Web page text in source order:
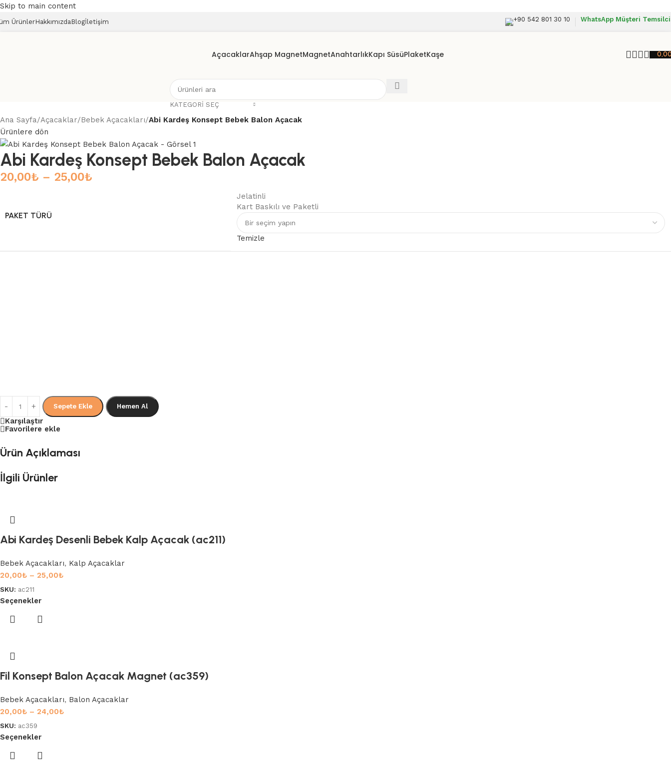
Skip to main content
ÜrünlerHakkımızdaBlogİletişim +90 542 801 30 10 WhatsApp Müşteri
AçacaklarAhşap MagnetMagnetAnahtarlıkKapı SüsüPlaketKaşe
KATEGORI SEÇ
Ana Sayfa/Açacaklar/Bebek Açacakları/Abi Kardeş Konsept Bebek Balon Açacak
Ürünlere dön
Abi Kardeş Konsept Bebek Balon Açacak
20,00₺ – 25,00₺
PAKET TÜRÜ
Jelatinli
Kart Baskılı ve Paketli
Temizle
Sepete Ekle Hemen Al
Karşılaştır
Favorilere ekle
Ürün Açıklaması
İlgili Ürünler
Abi Kardeş Desenli Bebek Kalp Açacak (ac211)
Bebek Açacakları, Kalp Açacaklar
20,00₺ – 25,00₺
SKU: ac211
Seçenekler
Fil Konsept Balon Açacak Magnet (ac359)
Bebek Açacakları, Balon Açacaklar
20,00₺ – 24,00₺
SKU: ac359
Seçenekler